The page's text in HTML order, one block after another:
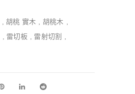
,胡桃 實木 胡桃木
雷切板 雷射切割